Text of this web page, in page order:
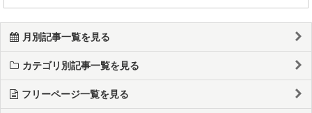
月別記事一覧を見る
カテゴリ別記事一覧を見る
フリーページ一覧を見る